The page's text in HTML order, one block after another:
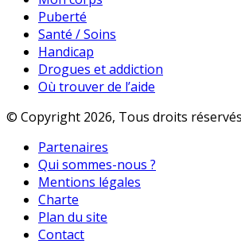
Puberté
Santé / Soins
Handicap
Drogues et addiction
Où trouver de l’aide
© Copyright 2026, Tous droits
Partenaires
Qui sommes-nous ?
Mentions légales
Charte
Plan du site
Contact